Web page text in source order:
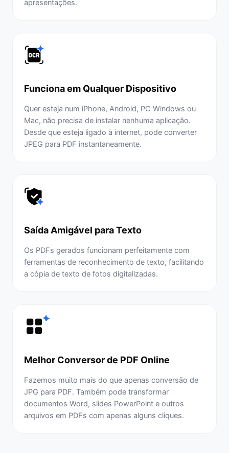
apresentações.
Funciona em Qualquer Dispositivo
Quer esteja num iPhone, Android, PC Windows ou
Mac, não precisa de instalar nenhuma aplicação.
Desde que esteja ligado à internet, pode converter
JPEG para PDF instantaneamente.
Saída Amigável para Texto
Os PDFs gerados funcionam perfeitamente com
ferramentas de reconhecimento de texto, facilitando
a cópia de texto de fotos digitalizadas.
Melhor Conversor de PDF Online
Fazemos muito mais do que apenas conversão de
JPG para PDF. Também pode transformar
documentos Word, slides PowerPoint e outros
arquivos em PDFs com apenas alguns cliques.